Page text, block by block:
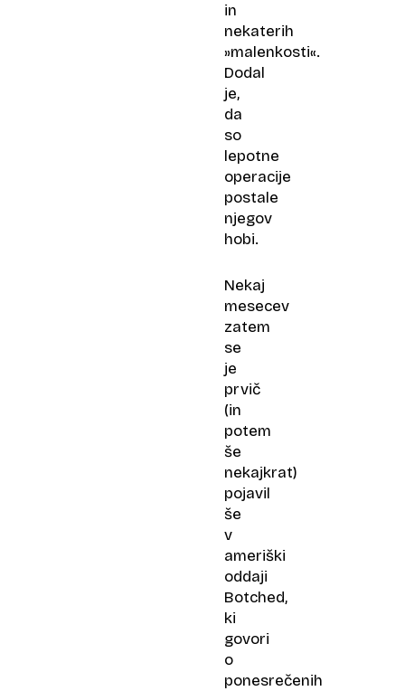
in
nekaterih
»malenkosti«.
Dodal
je,
da
so
lepotne
operacije
postale
njegov
hobi.
Nekaj
mesecev
zatem
se
je
prvič
(in
potem
še
nekajkrat)
pojavil
še
v
ameriški
oddaji
Botched,
ki
govori
o
ponesrečenih